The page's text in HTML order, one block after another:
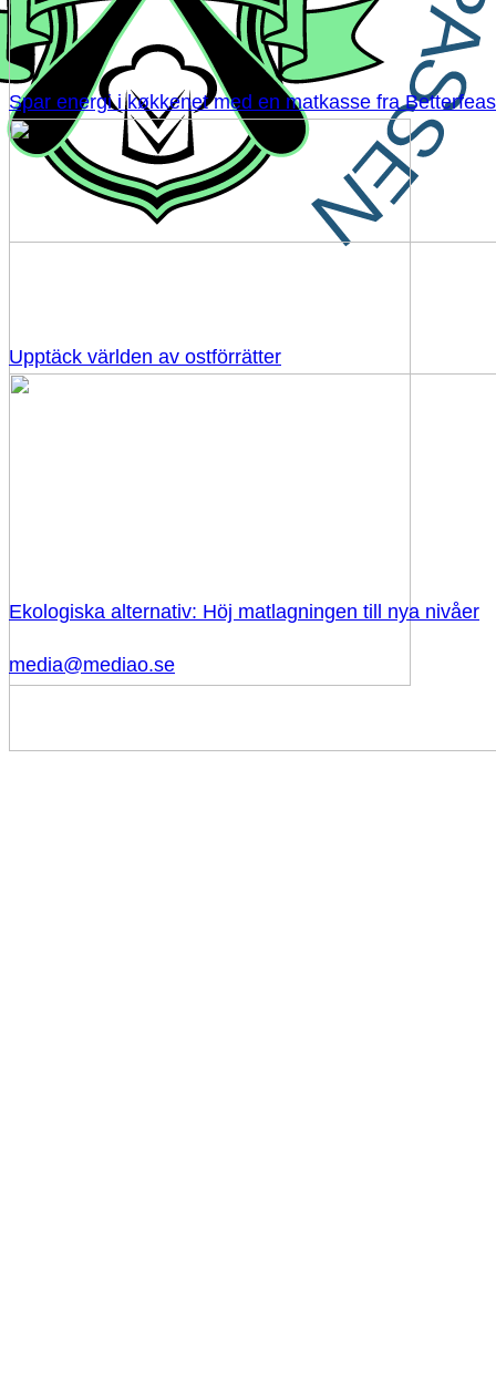
Spar energi i køkkenet med en matkasse fra
Upptäck världen av ostförrätter
Ekologiska alternativ: Höj matlagningen till nya nivåer
media@mediao.se